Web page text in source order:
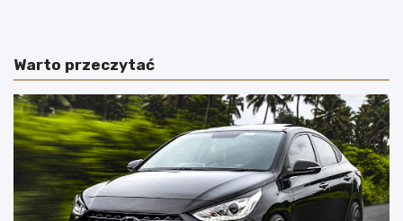
p
o
l
s
k
i
t
y
m
e
n
n
i
e
Warto przeczytać